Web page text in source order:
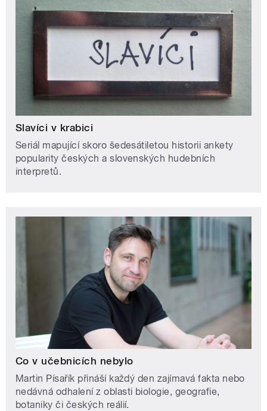
Slavíci v krabici
Seriál mapující skoro šedesátiletou historii ankety
popularity českých a slovenských hudebních
interpretů.
Co v učebnicích nebylo
Martin Písařík přináší každý den zajímavá fakta nebo
nedávná odhalení z oblasti biologie, geografie,
botaniky či českých reálií.